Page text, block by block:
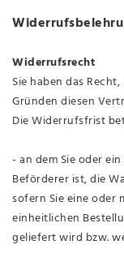
Widerrufsrecht
Sie haben das
Gründen diesen
Die Widerrufsfrist
- an dem Sie oder
Beförderer ist, die
sofern Sie eine oder
einheitlichen
geliefert wird bzw.